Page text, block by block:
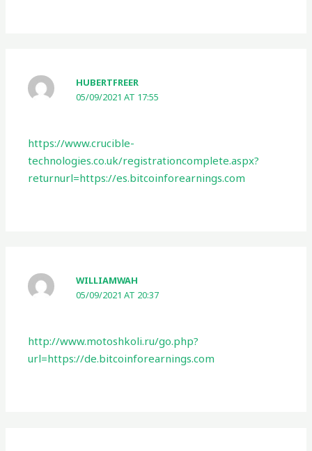
HUBERTFREER
05/09/2021 AT 17:55
https://www.crucible-
technologies.co.uk/registrationcomplete.aspx?
returnurl=https://es.bitcoinforearnings.com
WILLIAMWAH
05/09/2021 AT 20:37
http://www.motoshkoli.ru/go.php?
url=https://de.bitcoinforearnings.com